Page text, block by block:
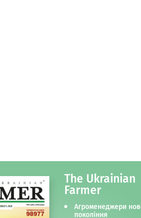
The Ukrainian
Farmer
Агроменеджери
покоління